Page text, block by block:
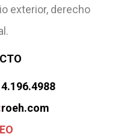
exterior, derecho
roeh.com